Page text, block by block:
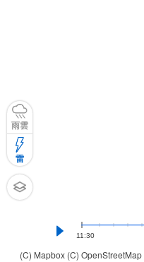
(C) Mapbox (C) OpenStreetMap
雨雲
雷
11:30